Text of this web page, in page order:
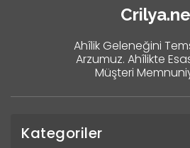
Ahîlik Geleneğini
Arzumuz. Ahîlikte
Müşteri
Kategoriler